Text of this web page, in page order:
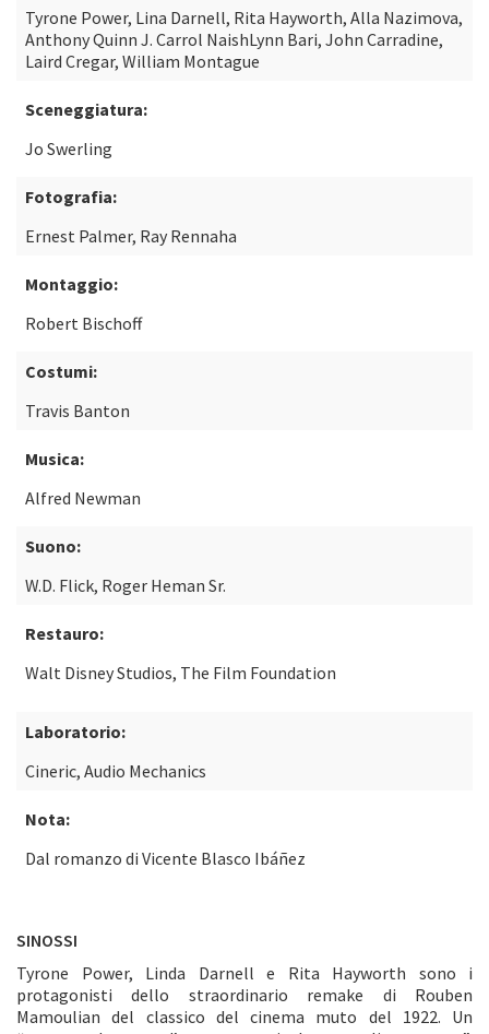
Tyrone Power, Lina Darnell, Rita Hayworth, Alla Nazimova,
Anthony Quinn J. Carrol NaishLynn Bari, John Carradine,
Laird Cregar, William Montague
Sceneggiatura:
Jo Swerling
Fotografia:
Ernest Palmer, Ray Rennaha
Montaggio:
Robert Bischoff
Costumi:
Travis Banton
Musica:
Alfred Newman
Suono:
W.D. Flick, Roger Heman Sr.
Restauro:
Walt Disney Studios, The Film Foundation
Laboratorio:
Cineric, Audio Mechanics
Nota:
Dal romanzo di Vicente Blasco Ibáñez
SINOSSI
Tyrone Power, Linda Darnell e Rita Hayworth sono i
protagonisti dello straordinario remake di Rouben
Mamoulian del classico del cinema muto del 1922. Un